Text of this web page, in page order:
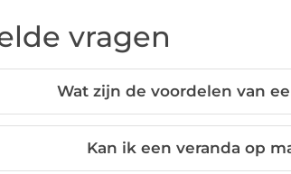
vragen
Wat zijn de voordelen van
Kan ik een veranda op